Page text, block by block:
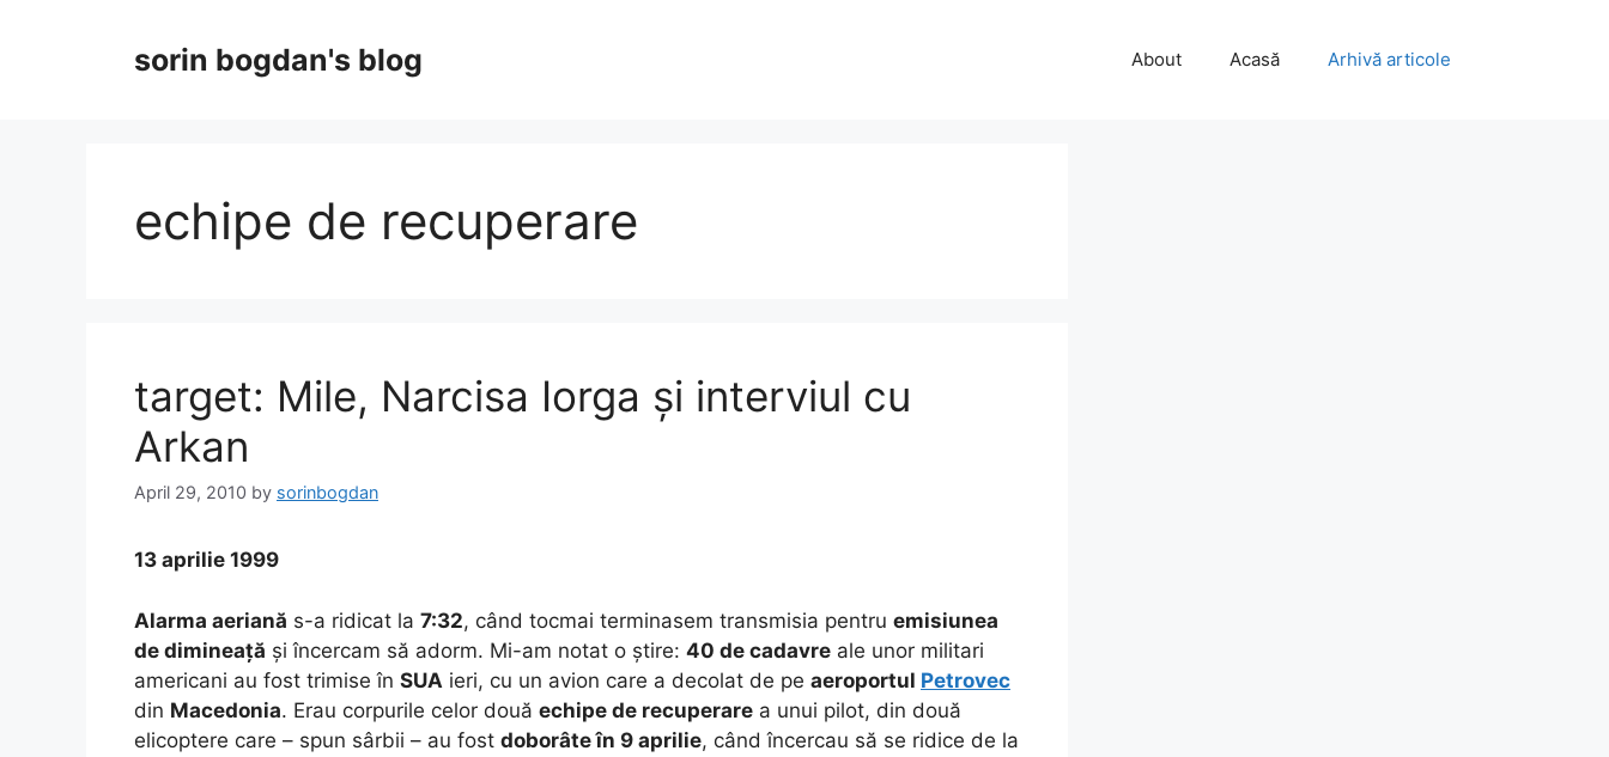
sorin bogdan's blog About Acasă Arhivă articole
echipe de recuperare
target: Mile, Narcisa Iorga și interviul cu
Arkan
April 29, 2010 by sorinbogdan
13 aprilie 1999
Alarma aeriană s-a ridicat la 7:32, când tocmai terminasem transmisia pentru emisiunea
de dimineață și încercam să adorm. Mi-am notat o știre: 40 de cadavre ale unor militari
americani au fost trimise în SUA ieri, cu un avion care a decolat de pe aeroportul Petrovec
din Macedonia. Erau corpurile celor două echipe de recuperare a unui pilot, din două
elicoptere care – spun sârbii – au fost doborâte în 9 aprilie, când încercau să se ridice de la